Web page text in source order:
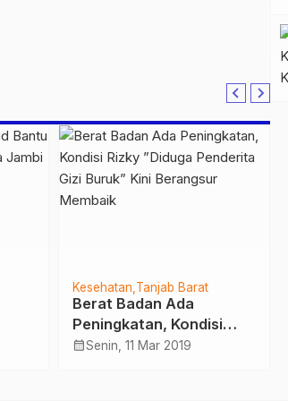
Kesehatan Tanjab Barat
Berat Badan Ada
Peningkatan, Kondisi
Rizky ”Diduga Penderita
calendar_monthSenin, 11 Mar 2019